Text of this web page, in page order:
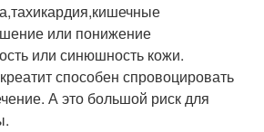
или понижение
или синюшность кожи.
способен спровоцировать
А это большой риск для